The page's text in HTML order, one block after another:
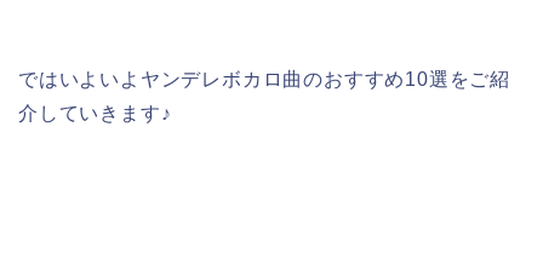
ではいよいよヤンデレボカロ曲のおすすめ10選をご紹
介していきます♪